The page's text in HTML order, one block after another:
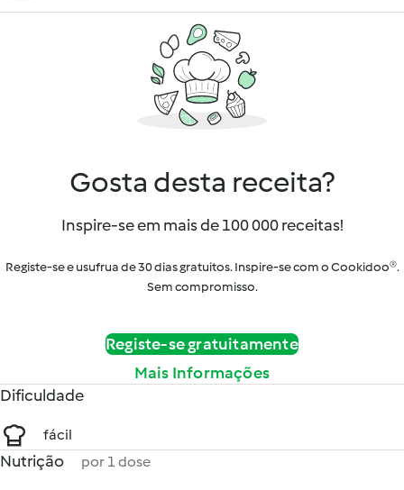
Gosta desta receita?
Inspire-se em mais de 100 000 receitas!
Registe-se e usufrua de 30 dias gratuitos. Inspire-se com o Cookidoo®.
Sem compromisso.
Registe-se gratuitamente
Mais Informações
Dificuldade
fácil
Nutrição por 1 dose